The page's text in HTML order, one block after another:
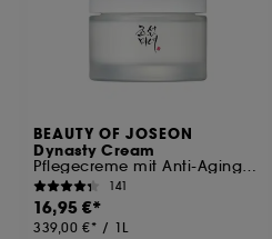
BEAUTY OF JOSEON
Dynasty Cream
Pflegecreme mit Anti-Aging-Effekt
141
16,95 €
339,00 € / 1L